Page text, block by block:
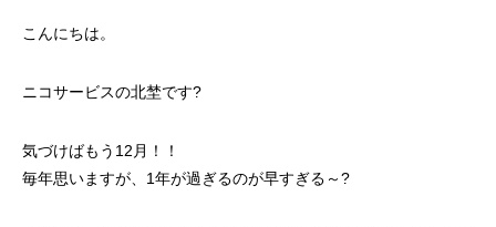
こんにちは。
ニコサービスの北埜です?
気づけばもう12月！！
毎年思いますが、1年が過ぎるのが早すぎる～?